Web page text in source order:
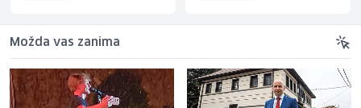
Možda vas zanima